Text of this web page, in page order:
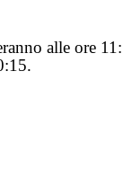
alle ore